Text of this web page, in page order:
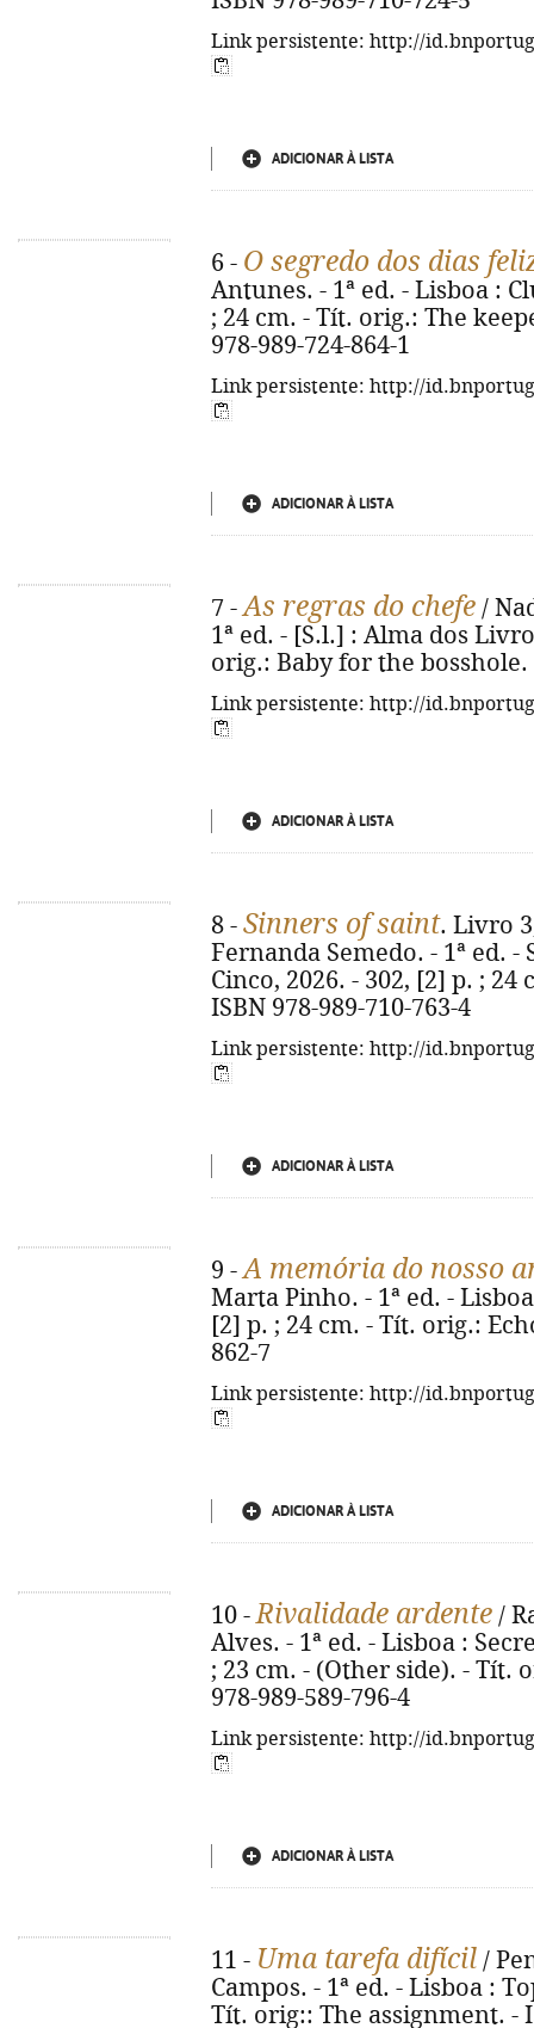
Link persistente: http://
ADICIONAR À LISTA
6 - O segredo dos dias
Antunes. - 1ª ed. - Lisboa :
; 24 cm. - Tít. orig.: The
978-989-724-864-1
Link persistente: http://
ADICIONAR À LISTA
7 -As regras do chefe /
1ª ed. - [S.l.] : Alma dos
orig.: Baby for the bosshole.
Link persistente: http://
ADICIONAR À LISTA
8 - Sinners of saint. Livro
Fernanda Semedo. - 1ª ed. -
Cinco, 2026. - 302, [2] p. ;
ISBN 978-989-710-763-4
Link persistente: http://
ADICIONAR À LISTA
9 -A memória do nosso
Marta Pinho. - 1ª ed. -
[2] p. ; 24 cm. - Tít. orig.:
862-7
Link persistente: http://
ADICIONAR À LISTA
10 -Rivalidade ardente /
Alves. - 1ª ed. - Lisboa :
; 23 cm. - (Other side). - Tít.
978-989-589-796-4
Link persistente: http://
ADICIONAR À LISTA
11 - Uma tarefa difícil /
Campos. - 1ª ed. - Lisboa :
Tít. orig:: The assignment. -